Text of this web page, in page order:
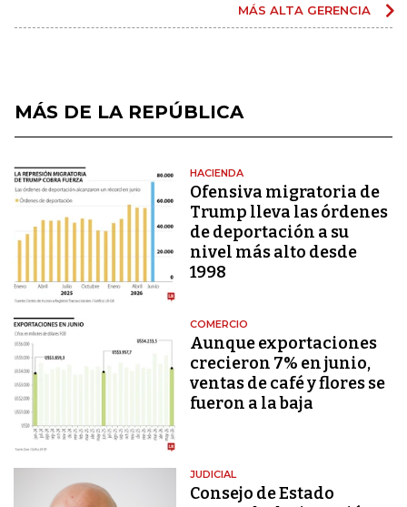
MÁS ALTA GERENCIA
MÁS DE LA REPÚBLICA
HACIENDA
Ofensiva migratoria de
Trump lleva las órdenes
de deportación a su
nivel más alto desde
1998
COMERCIO
Aunque exportaciones
crecieron 7% en junio,
ventas de café y flores se
fueron a la baja
JUDICIAL
Consejo de Estado